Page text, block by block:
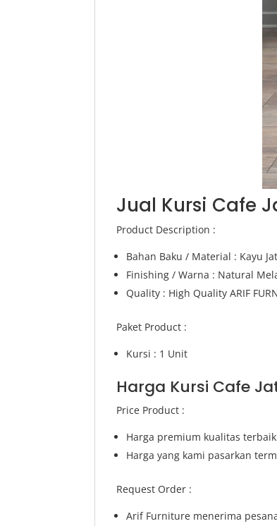
Jual Kursi Cafe
Product Description :
Bahan Baku / Material : Kayu
Finishing / Warna : Natural
Quality : High Quality ARIF
Paket Product :
Kursi : 1 Unit
Harga Kursi Cafe
Price Product :
Harga premium kualitas
Harga yang kami pasarkan
Request Order :
Arif Furniture menerima